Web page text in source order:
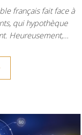
français fait face à
qui hypothèque
Heureusement,…